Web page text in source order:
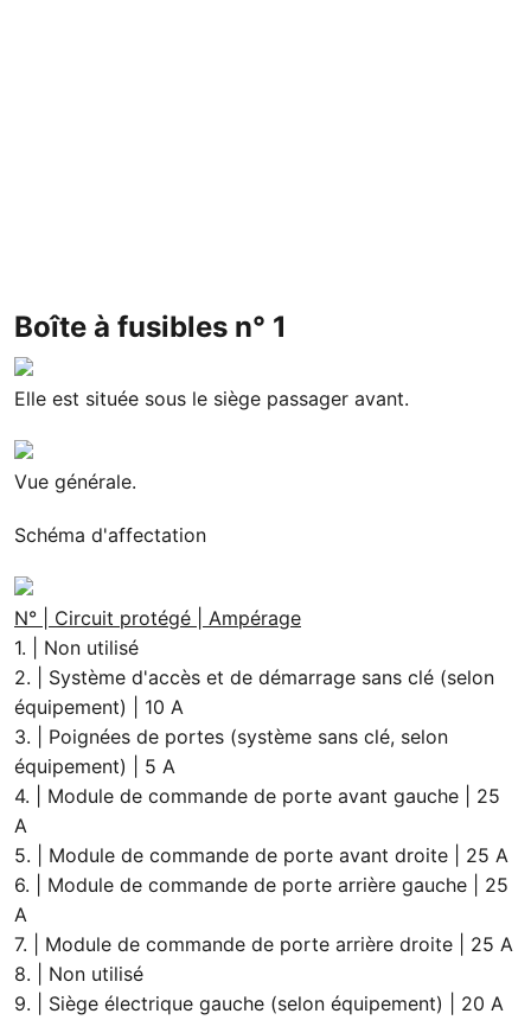
Boîte à fusibles n° 1
Elle est située sous le siège passager avant.
Vue générale.
Schéma d'affectation
N° | Circuit protégé | Ampérage
1. | Non utilisé
2. | Système d'accès et de démarrage sans clé (selon
équipement) | 10 A
3. | Poignées de portes (système sans clé, selon
équipement) | 5 A
4. | Module de commande de porte avant gauche | 25
A
5. | Module de commande de porte avant droite | 25 A
6. | Module de commande de porte arrière gauche | 25
A
7. | Module de commande de porte arrière droite | 25 A
8. | Non utilisé
9. | Siège électrique gauche (selon équipement) | 20 A